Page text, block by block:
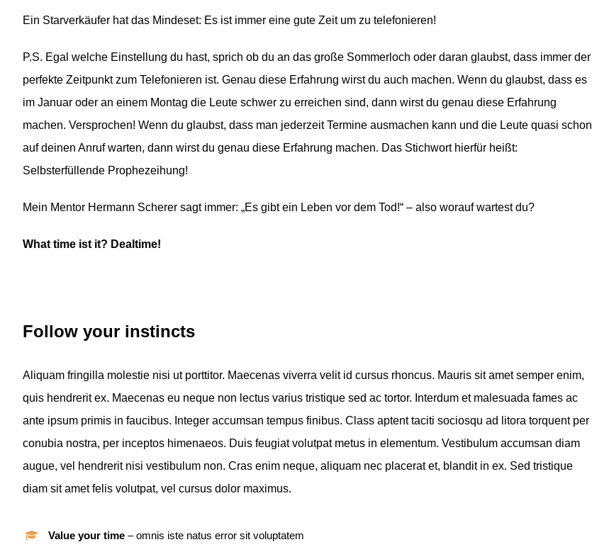
Ein Starverkäufer hat das Mindeset: Es ist immer eine gute Zeit um zu telefonieren!
P.S. Egal welche Einstellung du hast, sprich ob du an das große Sommerloch oder daran glaubst, dass immer der
perfekte Zeitpunkt zum Telefonieren ist. Genau diese Erfahrung wirst du auch machen. Wenn du glaubst, dass es
im Januar oder an einem Montag die Leute schwer zu erreichen sind, dann wirst du genau diese Erfahrung
machen. Versprochen! Wenn du glaubst, dass man jederzeit Termine ausmachen kann und die Leute quasi schon
auf deinen Anruf warten, dann wirst du genau diese Erfahrung machen. Das Stichwort hierfür heißt:
Selbsterfüllende Prophezeihung!
Mein Mentor Hermann Scherer sagt immer: „Es gibt ein Leben vor dem Tod!“ – also worauf wartest du?
What time ist it? Dealtime!
Follow your instincts
Aliquam fringilla molestie nisi ut porttitor. Maecenas viverra velit id cursus rhoncus. Mauris sit amet semper enim,
quis hendrerit ex. Maecenas eu neque non lectus varius tristique sed ac tortor. Interdum et malesuada fames ac
ante ipsum primis in faucibus. Integer accumsan tempus finibus. Class aptent taciti sociosqu ad litora torquent per
conubia nostra, per inceptos himenaeos. Duis feugiat volutpat metus in elementum. Vestibulum accumsan diam
augue, vel hendrerit nisi vestibulum non. Cras enim neque, aliquam nec placerat et, blandit in ex. Sed tristique
diam sit amet felis volutpat, vel cursus dolor maximus.
Value your time – omnis iste natus error sit voluptatem